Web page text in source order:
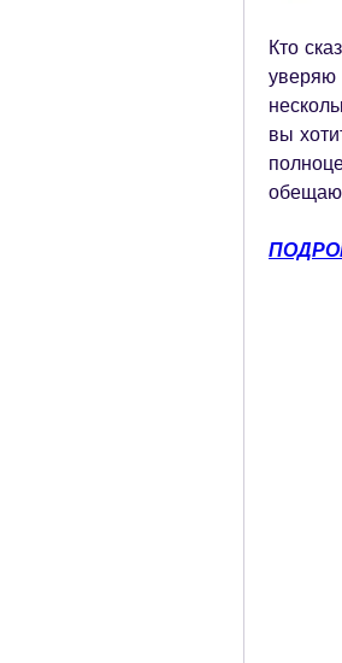
Кто
уверяю
вы